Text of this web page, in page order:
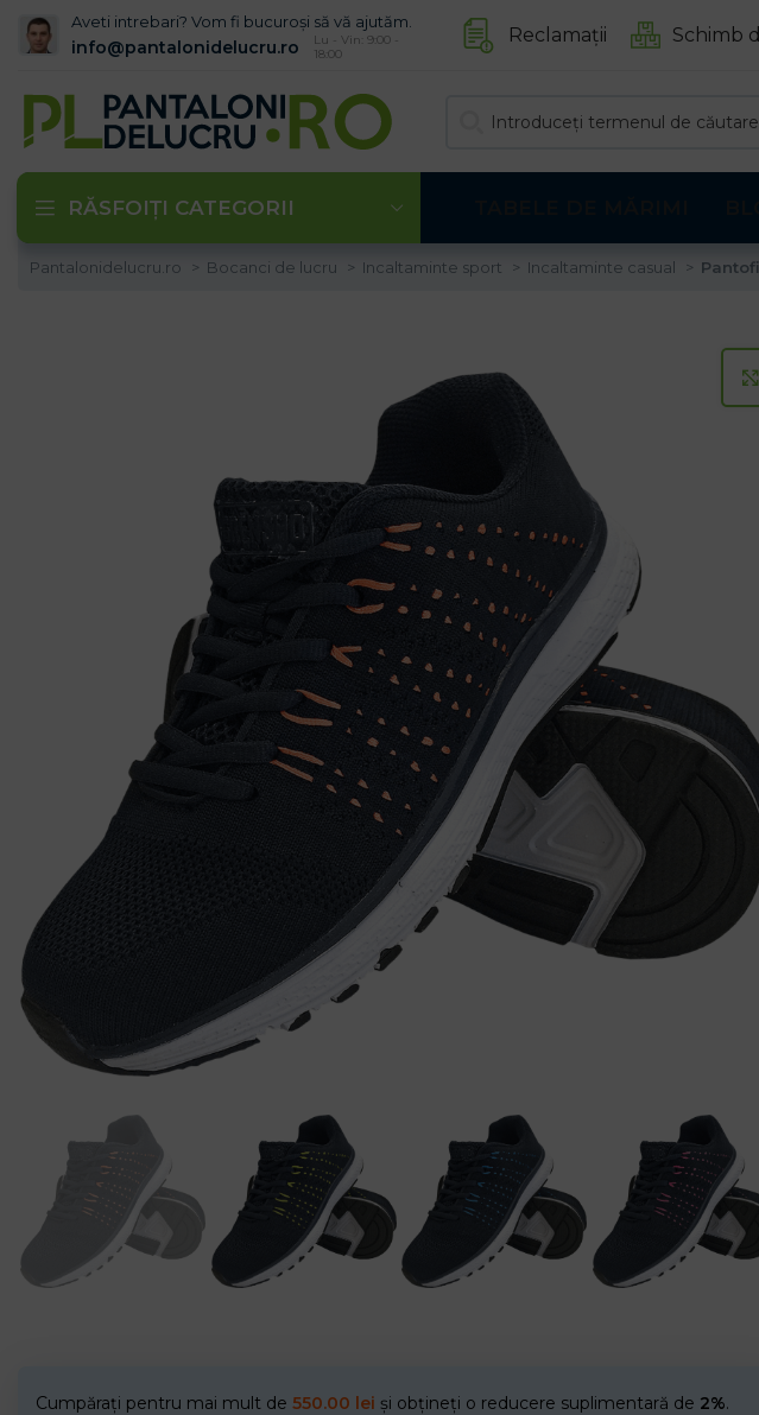
Aveti intrebari? Vom fi bucuroși să vă ajutăm.
info@pantalonidelucru.ro
Lu - Vin: 9:00 -
18:00
Reclamații Schimb
RĂSFOIȚI CATEGORII
Pantalonidelucru.ro Bocanci de lucru Incaltaminte sport Incaltaminte casual
Cumpărați pentru mai mult de 550.00 lei și obțineți o reducere suplimentară de 2%.